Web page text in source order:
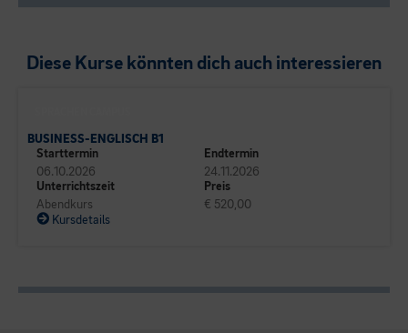
Diese Kurse könnten dich auch interessieren
BUSINESS-ENGLISCH B1
Starttermin
06.10.2026
Endtermin
24.11.2026
Unterrichtszeit
Abendkurs
Preis
€ 520,00
Kursdetails